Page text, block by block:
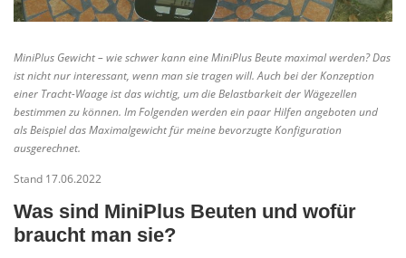
MiniPlus Gewicht – wie schwer kann eine MiniPlus Beute maximal werden? Das
ist nicht nur interessant, wenn man sie tragen will. Auch bei der Konzeption
einer Tracht-Waage ist das wichtig, um die Belastbarkeit der Wägezellen
bestimmen zu können. Im Folgenden werden ein paar Hilfen angeboten und
als Beispiel das Maximalgewicht für meine bevorzugte Konfiguration
ausgerechnet.
Stand 17.06.2022
Was sind MiniPlus Beuten und wofür
braucht man sie?